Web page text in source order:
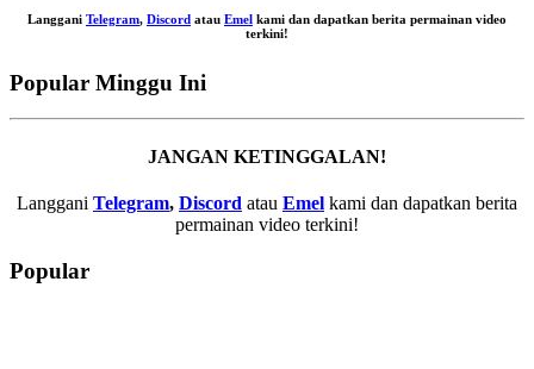
Langgani Telegram, Discord atau Emel kami dan dapatkan berita permainan video
terkini!
Popular Minggu Ini
JANGAN KETINGGALAN!
Langgani Telegram, Discord atau Emel kami dan dapatkan berita
permainan video terkini!
Popular